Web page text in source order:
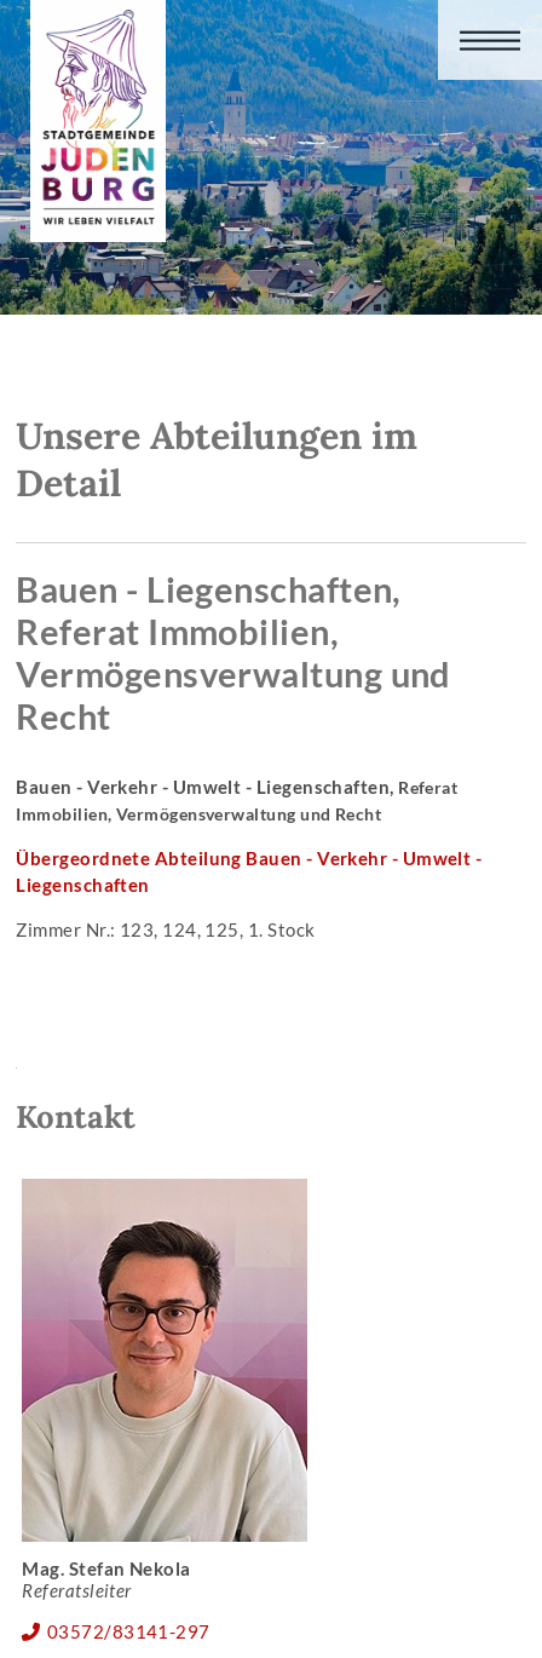
Unsere Abteilungen im
Detail
Bauen - Liegenschaften,
Referat Immobilien,
Vermögensverwaltung und
Recht
Bauen - Verkehr - Umwelt - Liegenschaften, Referat
Immobilien, Vermögensverwaltung und Recht
Übergeordnete Abteilung Bauen - Verkehr - Umwelt -
Liegenschaften
Zimmer Nr.: 123, 124, 125, 1. Stock
Kontakt
Mag. Stefan Nekola
Referatsleiter
03572/83141-297